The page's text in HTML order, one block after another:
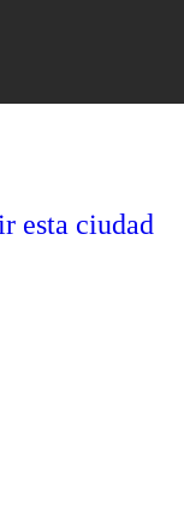
esta ciudad